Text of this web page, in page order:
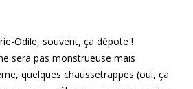
Odile, souvent, ça dépote !
sera pas monstrueuse mais
quelques chaussetrappes (oui, ça